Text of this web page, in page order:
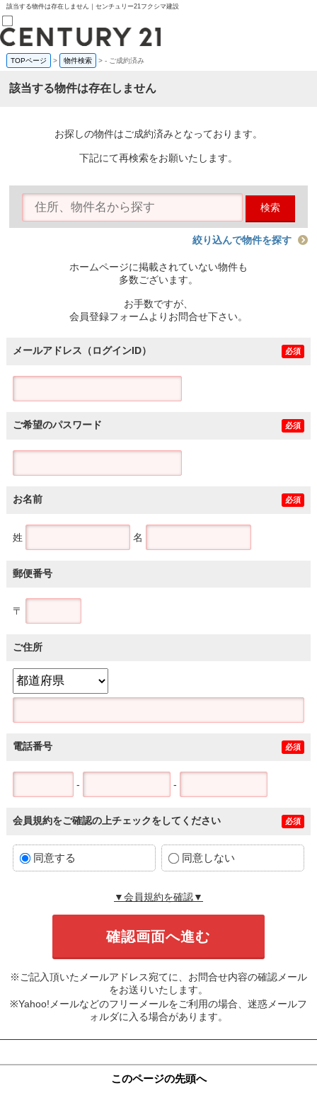
該当する物件は存在しません｜センチュリー21フクシマ建設
売買部
0120-800-844
賃貸部
会員メニュー
物件を探す
購入TOP
条件から探す
住宅ローン控除シミュレータ
TOPページ > 物件検索 >- ご成約済み
該当する物件は存在しません
お探しの物件はご成約済みとなっております。
下記にて再検索をお願いたします。
検索
絞り込んで物件を探す
ホームページに掲載されていない物件も
多数ございます。
お手数ですが、
会員登録フォームよりお問合せ下さい。
メールアドレス（ログインID） 必須
ご希望のパスワード 必須
お名前 必須
姓 名
郵便番号
〒
ご住所
電話番号 必須
- -
会員規約をご確認の上チェックをしてください 必須
同意する 同意しない
▼会員規約を確認▼
※ご記入頂いたメールアドレス宛てに、お問合せ内容の確認メール
をお送りいたします。
※Yahoo!メールなどのフリーメールをご利用の場合、迷惑メールフ
ォルダに入る場合があります。
このページの先頭へ